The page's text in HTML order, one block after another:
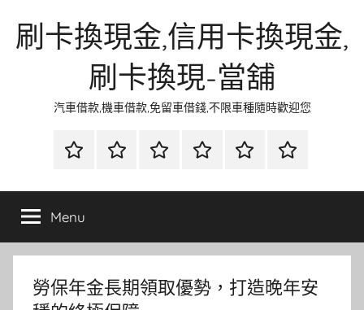
刷卡換現金,信用卡換現金,
刷卡換現-當舖
汽車借款,機車借款,免留車借錢,不限車種隨時歡迎您
首
當
金
網
資
流
時
環
清
聯
徵
Menu
勞保年金長期領取優勢，打造晚年安